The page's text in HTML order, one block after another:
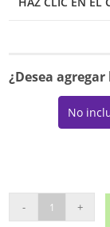
¿Desea
No
5627
- +